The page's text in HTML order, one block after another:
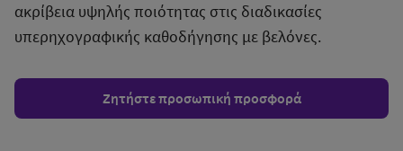
ακρίβεια υψηλής ποιότητας στις διαδικασίες
υπερηχογραφικής καθοδήγησης με βελόνες.
Ζητήστε προσωπική προσφορά